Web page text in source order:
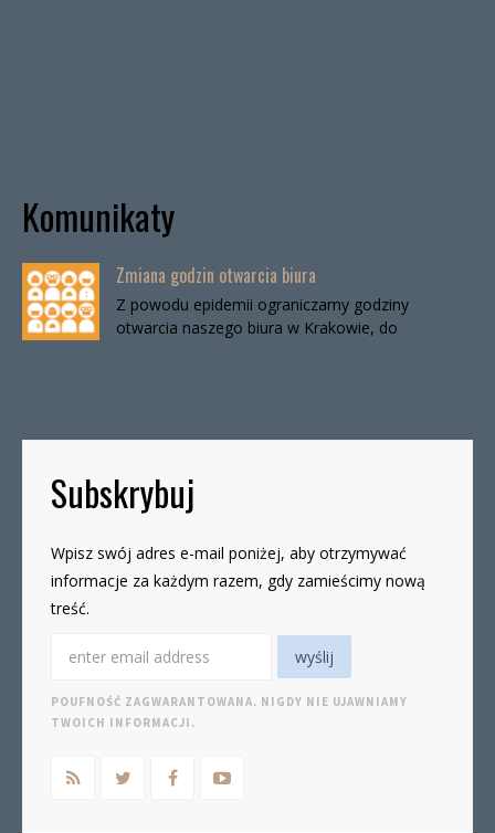
Komunikaty
Zmiana godzin otwarcia biura
Z powodu epidemii ograniczamy godziny
otwarcia naszego biura w Krakowie, do
Subskrybuj
Wpisz swój adres e-mail poniżej, aby otrzymywać
informacje za każdym razem, gdy zamieścimy nową
treść.
POUFNOŚĆ ZAGWARANTOWANA. NIGDY NIE UJAWNIAMY
TWOICH INFORMACJI.